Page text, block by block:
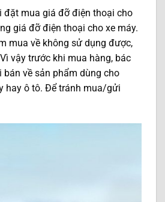
đặt mua giá đỡ điện thoại cho
giá đỡ điện thoại cho xe máy.
mua về không sử dụng được,
vậy trước khi mua hàng, bác
về sản phẩm dùng cho
hay ô tô. Để tránh mua/gửi